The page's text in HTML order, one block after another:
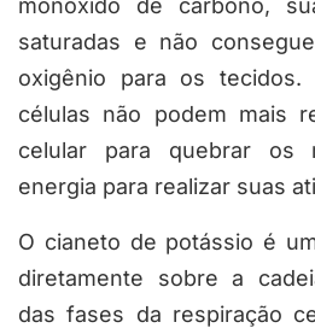
monóxido de carbono,
saturadas e não
oxigênio para os tecidos.
células não podem mais
celular para quebrar os
energia para realizar suas
O cianeto de potássio é
diretamente sobre a
das fases da respiração